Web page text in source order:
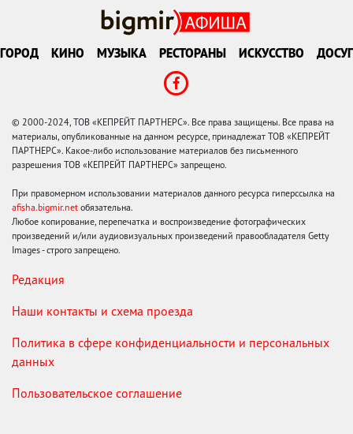
ГОРОД КИНО МУЗЫКА РЕСТОРАНЫ ИСКУССТВО ДОСУГ
© 2000-2024, ТОВ «КЕПРЕЙТ ПАРТНЕРС». Все права защищены. Все права на
материалы, опубликованные на данном ресурсе, принадлежат ТОВ «КЕПРЕЙТ
ПАРТНЕРС». Какое-либо использование материалов без письменного
разрешения ТОВ «КЕПРЕЙТ ПАРТНЕРС» запрещено.
При правомерном использовании материалов данного ресурса гиперссылка на
afisha.bigmir.net обязательна.
Любое копирование, перепечатка и воспроизведение фотографических
произведений и/или аудиовизуальных произведений правообладателя Getty
Images - строго запрещено.
Редакция
Наши контакты и схема проезда
Политика в сфере конфиденциальности и персональных
данных
Пользовательское соглашение